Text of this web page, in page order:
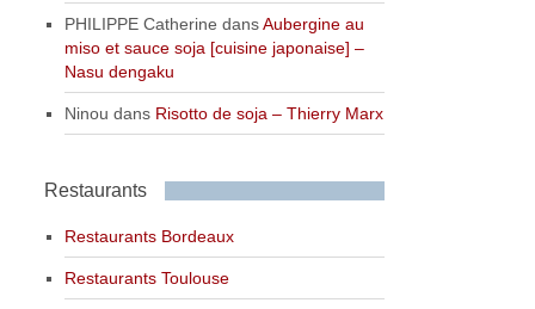
PHILIPPE Catherine dansAubergine au
miso et sauce soja [cuisine japonaise] –
Nasu dengaku
Ninou dans Risotto de soja – Thierry Marx
Restaurants
Restaurants Bordeaux
Restaurants Toulouse